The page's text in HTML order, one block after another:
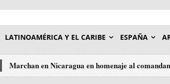
LATINOAMÉRICA Y EL CARIBE ESPAÑA
Marchan en Nicaragua en homenaje al